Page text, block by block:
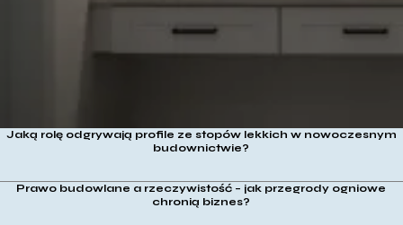
Jaką rolę odgrywają profile ze stopów lekkich w nowoczesnym
budownictwie?
Prawo budowlane a rzeczywistość – jak przegrody ogniowe
chronią biznes?